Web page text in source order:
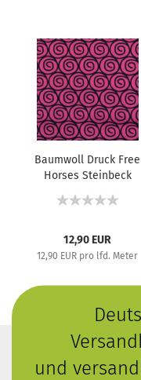
Baumwoll Druck Free
Horses Steinbeck
12,90 EUR
12,90 EUR pro lfd. Meter
und